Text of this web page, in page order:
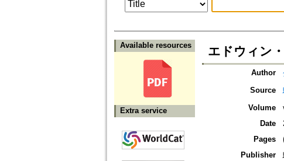
Available resources
Extra service
エドウィン
Author
Source
Volume
Date
Pages
Publisher